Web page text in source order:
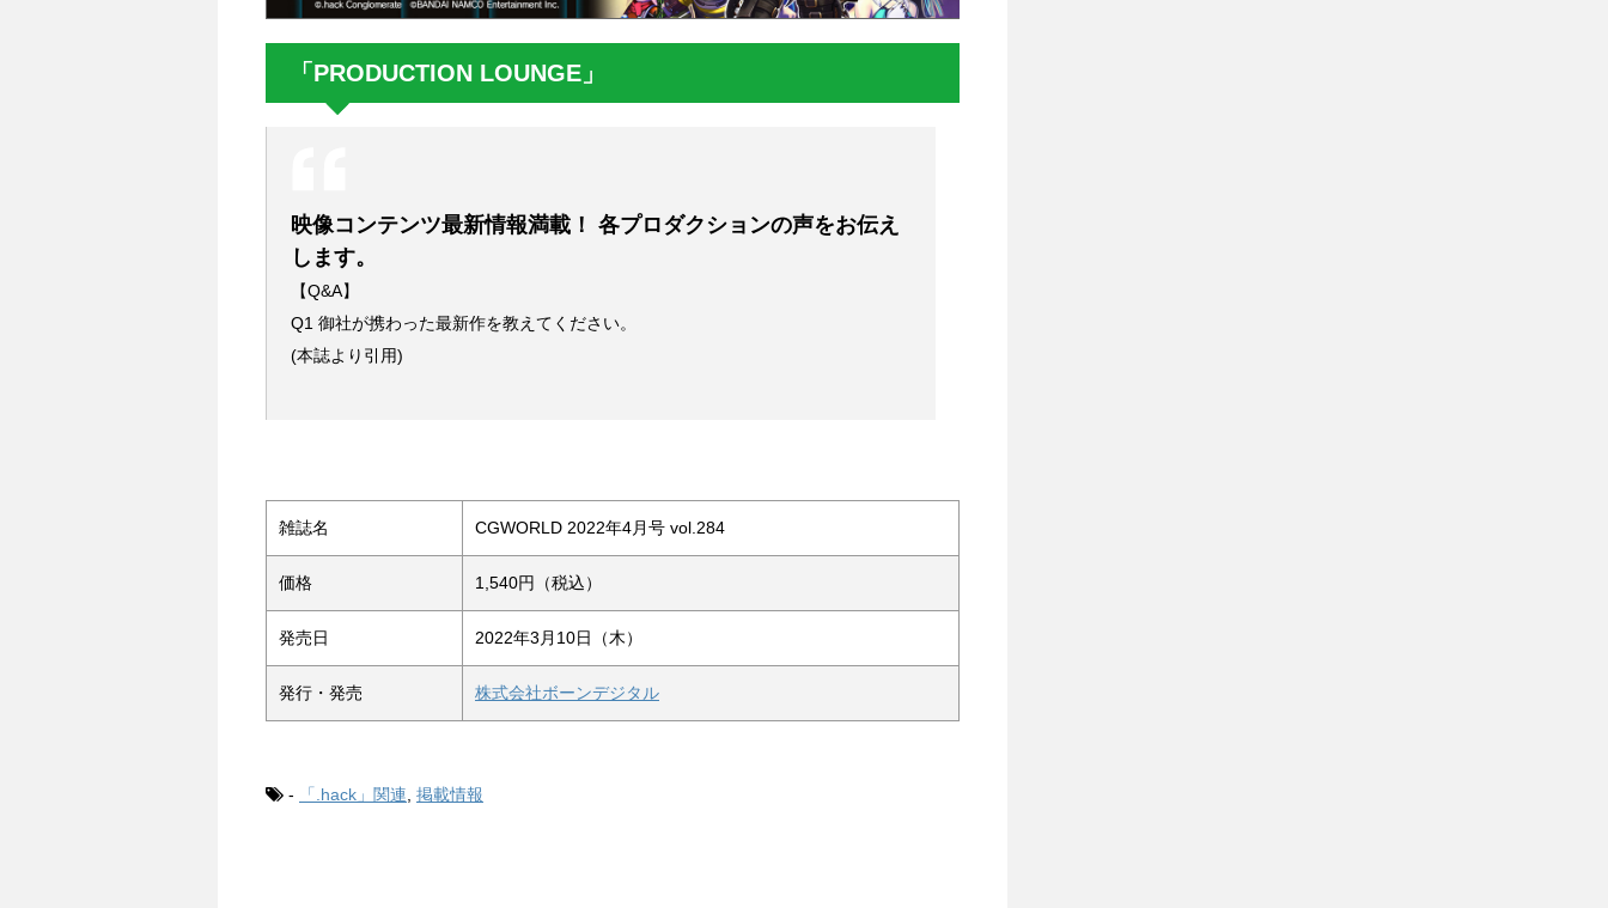
「PRODUCTION LOUNGE」
映像コンテンツ最新情報満載！ 各プロダクションの声をお伝え
します。
【Q&A】
Q1 御社が携わった最新作を教えてください。
(本誌より引用)
雑誌名 CGWORLD 2022年4月号 vol.284
価格 1,540円（税込）
発売日 2022年3月10日（木）
発行・発売 株式会社ボーンデジタル
- 「.hack」関連, 掲載情報